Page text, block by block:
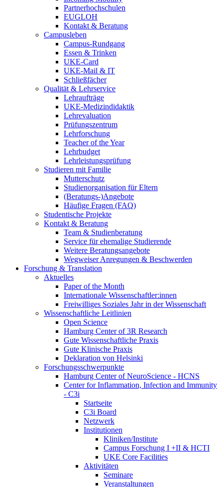
Partnerhochschulen
EUGLOH
Kontakt & Beratung
Campusleben
Campus-Rundgang
Essen & Trinken
UKE-Card
UKE-Mail & IT
Schließfächer
Qualität & Lehrservice
Lehraufträge
UKE-Medizindidaktik
Lehrevaluation
Prüfungszentrum
Lehrforschung
Teacher of the Year
Lehrbudget
Lehrleistungsprüfung
Studieren mit Familie
Mutterschutz
Studienorganisation für Eltern
(Beratungs-)Angebote
Häufige Fragen (FAQ)
Studentische Projekte
Kontakt & Beratung
Team & Studienberatung
Service für ehemalige Studierende
Weitere Beratungsangebote
Wegweiser Anregungen & Beschwerden
Forschung & Translation
Aktuelles
Paper of the Month
Internationale Wissenschaftler:innen
Freiwilliges Soziales Jahr in der Wissenschaft
Wissenschaftliche Leitlinien
Open Science
Hamburg Center of 3R Research
Gute Wissenschaftliche Praxis
Gute Klinische Praxis
Deklaration von Helsinki
Forschungsschwerpunkte
Hamburg Center of NeuroScience - HCNS
Center for Inflammation, Infection and Immunity
- C3i
Startseite
C3i Board
Netzwerk
Institutionen
Kliniken/Institute
Campus Forschung I +II & HCTI
UKE Core Facilities
Aktivitäten
Seminare
Veranstaltungen